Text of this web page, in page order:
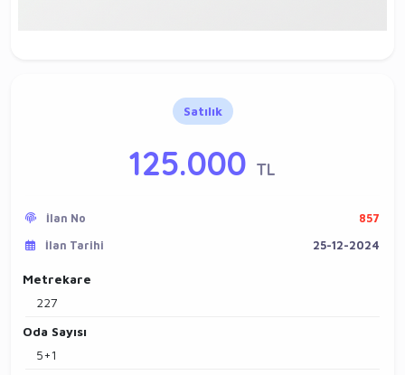
Satılık
125.000 TL
İlan No
857
İlan Tarihi
25-12-2024
Metrekare
227
Oda Sayısı
5+1